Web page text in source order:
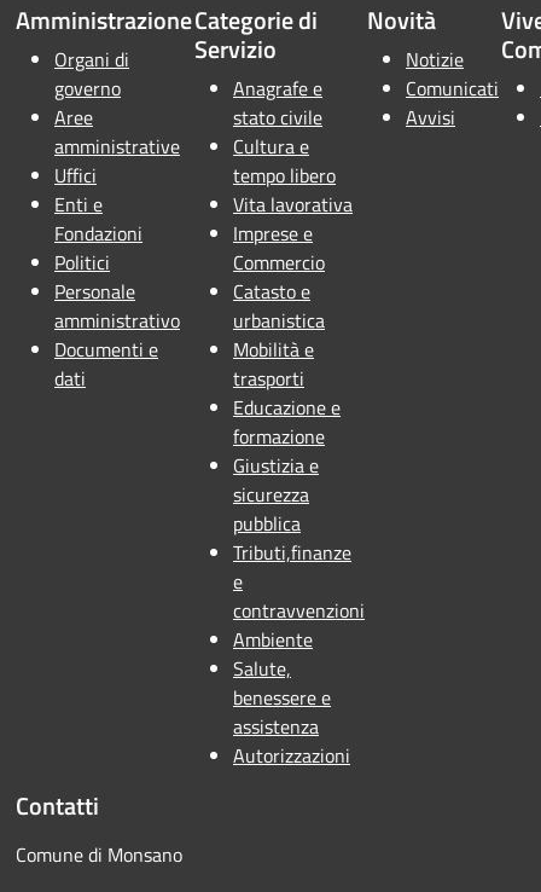
Amministrazione
Organi di
governo
Aree
amministrative
Uffici
Enti e
Fondazioni
Politici
Personale
amministrativo
Documenti e
dati
Categorie di
Servizio
Anagrafe e
stato civile
Cultura e
tempo libero
Vita lavorativa
Imprese e
Commercio
Catasto e
urbanistica
Mobilità e
trasporti
Educazione e
formazione
Giustizia e
sicurezza
pubblica
Tributi,finanze
e
contravvenzioni
Ambiente
Salute,
benessere e
assistenza
Autorizzazioni
Novità
Notizie
Comunicati
Avvisi
Contatti
Comune di Monsano